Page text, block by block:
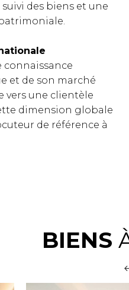
des biens et une
et de son marché
vers une clientèle
dimension globale
de référence à
BIENS